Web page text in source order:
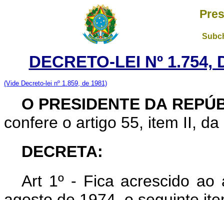
DECRETO-LEI Nº 1.754,
(Vide Decreto-lei nº 1.859, de 1981)
O PRESIDENTE DA
confere o artigo 55, item II,
DECRETA:
Art 1º - Fica acrescido